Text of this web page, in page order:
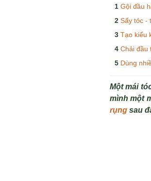
Gội đầu
Sấy tóc -
Tạo kiểu
Chải đầu
Dùng
Một mái
mình một
rụng sau